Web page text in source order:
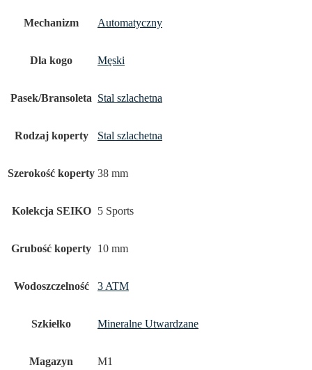
Mechanizm Automatyczny
Dla kogo Męski
Pasek/Bransoleta Stal szlachetna
Rodzaj koperty Stal szlachetna
Szerokość koperty 38 mm
Kolekcja SEIKO 5 Sports
Grubość koperty 10 mm
Wodoszczelność 3 ATM
Szkiełko Mineralne Utwardzane
Magazyn M1